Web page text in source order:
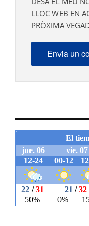
LLOC WEB EN
PRÒXIMA